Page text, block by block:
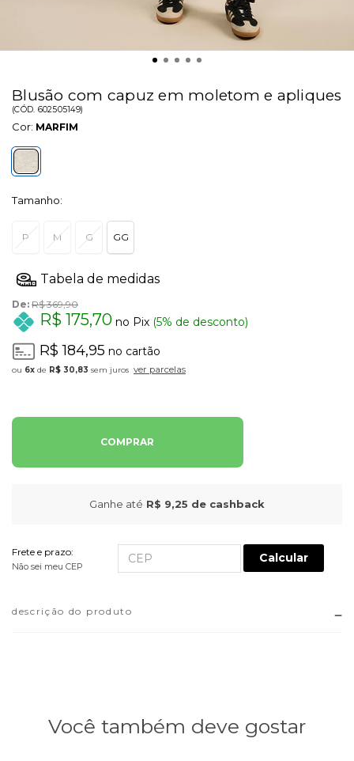
Blusão com capuz em moletom e apliques
(CÓD. 602505149)
Cor: MARFIM
Tamanho:
P M G GG
De: R$ 369,90
R$ 175,70 no Pix (5% de desconto)
R$ 184,95 no cartão
6x de R$ 30,83 sem juros ver parcelas
COMPRAR
Ganhe até R$ 9,25 de cashback
Frete e prazo:
Não sei meu CEP
Calcular
descrição do produto
Você também deve gostar